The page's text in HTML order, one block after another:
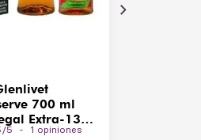
700 ml
Extra-13
/5 - 1 opiniones